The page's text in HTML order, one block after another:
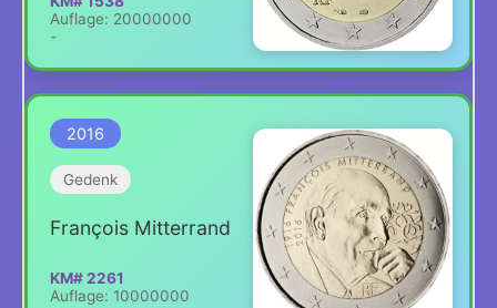
Auflage: 20000000
-
2016
Gedenk
François Mitterrand
KM# 2261
Auflage: 10000000